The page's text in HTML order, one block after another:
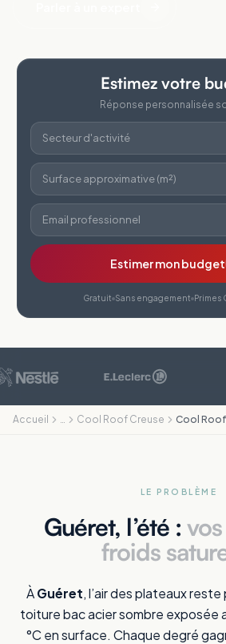
Estimez votre
Réponse personnalisée
Secteur d'activité
Surface approximative (m²)
Email professionnel
Estimer mon budget
Gratuit Sans engagement Primes
Accueil … Cool Roof Creuse Cool
LE PROBLÈME
Guéret, l’été :
froids
ÀGuéret, l’air des plateaux reste
toiture bac acier sombre exposée
°C en surface. Chaque degré